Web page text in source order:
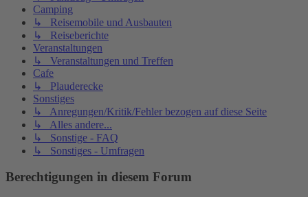
Camping
↳ Reisemobile und Ausbauten
↳ Reiseberichte
Veranstaltungen
↳ Veranstaltungen und Treffen
Cafe
↳ Plauderecke
Sonstiges
↳ Anregungen/Kritik/Fehler bezogen auf diese Seite
↳ Alles andere...
↳ Sonstige - FAQ
↳ Sonstiges - Umfragen
Berechtigungen in diesem Forum